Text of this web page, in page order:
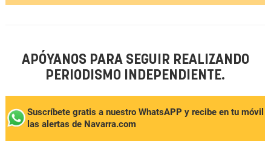
APÓYANOS PARA SEGUIR REALIZANDO
PERIODISMO INDEPENDIENTE.
Suscríbete gratis a nuestro WhatsAPP y recibe en tu móvil
las alertas de Navarra.com